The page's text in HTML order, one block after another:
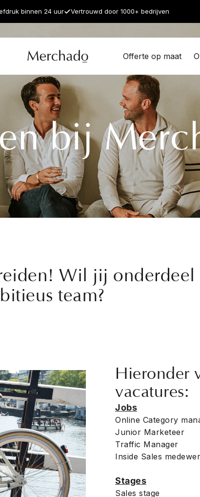
binnen 24 uur Vertrouwd door 1000+ bedrijven
Offerte op maat
bij
Wil jij
team?
Hieronder
vacatures:
Jobs
Online Category
Junior Marketeer
Traffic Manager
Inside Sales
Stages
Sales stage